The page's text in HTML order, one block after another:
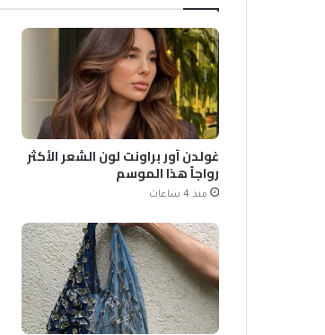
غولدن آور براونت لون الشعر الأكثر
رواجاً هذا الموسم
منذ 4 ساعات